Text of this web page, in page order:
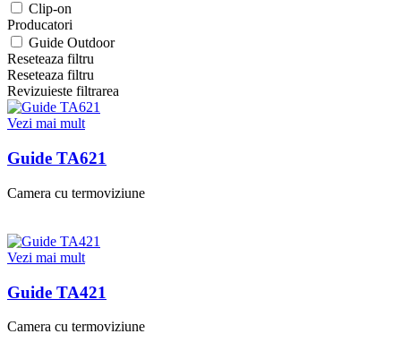
Clip-on
Producatori
Guide Outdoor
Reseteaza filtru
Reseteaza filtru
Revizuieste filtrarea
Vezi mai mult
Guide TA621
Camera cu termoviziune
Vezi mai mult
Guide TA421
Camera cu termoviziune